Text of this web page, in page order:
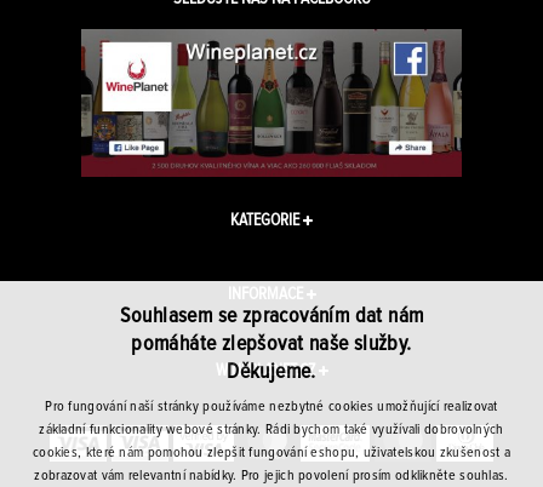
KATEGORIE
INFORMACE
WINEPLANET.CZ
Souhlasem se zpracováním dat nám
pomáháte zlepšovat naše služby.
Děkujeme.
Pro fungování naší stránky používáme nezbytné cookies umožňující realizovat
základní funkcionality webové stránky. Rádi bychom také využívali dobrovolných
cookies, které nám pomohou zlepšit fungování eshopu, uživatelskou zkušenost a
zobrazovat vám relevantní nabídky. Pro jejich povolení prosím odklikněte souhlas.